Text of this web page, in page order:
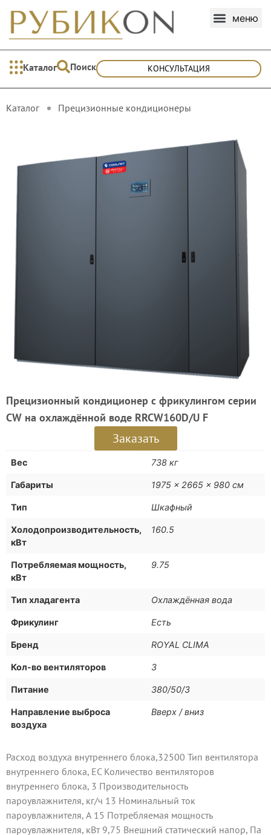
Каталог Поиск КОНСУЛЬТАЦИЯ
Каталог Прецизионные кондиционеры
Прецизионный кондиционер с фрикулингом серии
СW на охлаждённой воде RRCW160D/U F
Заказать
Вес 738 кг
Габариты 1975 × 2665 × 980 см
Тип Шкафный
Холодопроизводительность,
кВт
160.5
Потребляемая мощность,
кВт
9.75
Тип хладагента Охлаждённая вода
Фрикулинг Есть
Бренд ROYAL CLIMA
Кол-во вентиляторов 3
Питание 380/50/3
Направление выброса
воздуха
Вверх / вниз
Расход воздуха внутреннего блока,32500 Тип вентилятора
внутреннего блока, EC Количество вентиляторов
внутреннего блока, 3 Производительность
пароувлажнителя, кг/ч 13 Номинальный ток
пароувлажнителя, А 15 Потребляемая мощность
пароувлажнителя, кВт 9,75 Внешний статический напор, Па